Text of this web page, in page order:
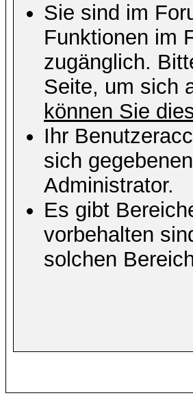
Sie sind im
Funktionen im
zugänglich.
Seite, um sich
können Sie
Ihr
sich
Administrator.
Es gibt
vorbehalten
solchen